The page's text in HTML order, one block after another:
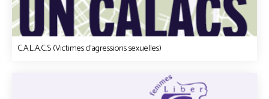
C.A.L.A.C.S (Victimes d'agressions sexuelles)